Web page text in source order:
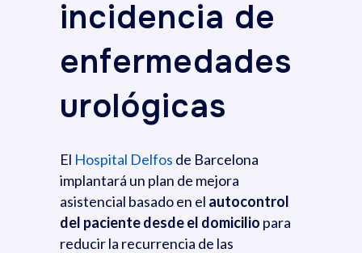
incidencia de
enfermedades
urológicas
El Hospital Delfos de Barcelona
implantará un plan de mejora
asistencial basado en el autocontrol
del paciente desde el domicilio para
reducir la recurrencia de las